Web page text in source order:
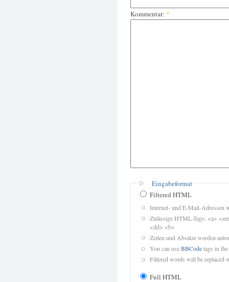
Kommentar: *
Eingabeformat
Filtered HTML
Internet- und E-Mail-Adressen
Zulässige HTML-Tags: <a>
<dd> <b>
Zeilen und Absätze werden
You can useBBCodetags in
Filtered words will be replaced
Full HTML